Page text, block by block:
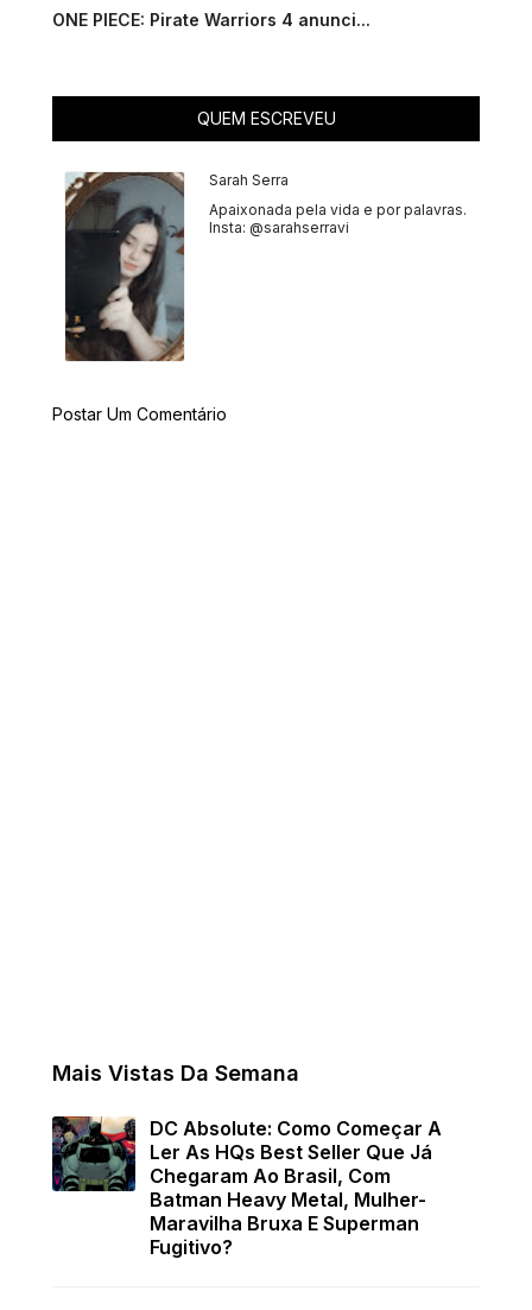
ONE PIECE: Pirate Warriors 4 anunci...
QUEM ESCREVEU
Sarah Serra
Apaixonada pela vida e por palavras.
Insta: @sarahserravi
Postar Um Comentário
Mais Vistas Da Semana
DC Absolute: Como Começar A
Ler As HQs Best Seller Que Já
Chegaram Ao Brasil, Com
Batman Heavy Metal, Mulher-
Maravilha Bruxa E Superman
Fugitivo?